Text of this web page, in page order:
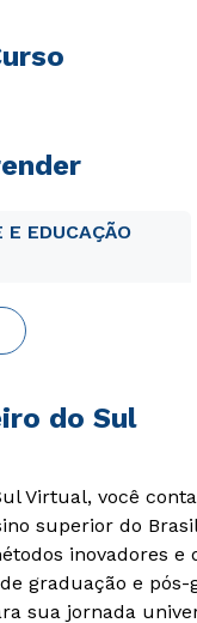
E EDUCAÇÃO
do Sul
Virtual, você
superior do
inovadores
graduação e
sua jornada